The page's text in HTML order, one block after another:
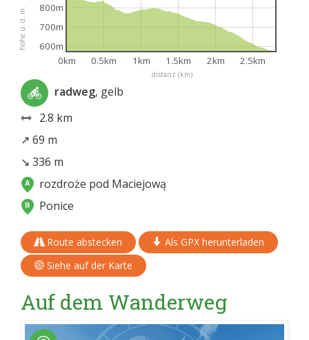
distanz (km)
höhe ü. d. m.
0km 0.5km 1km 1.5km 2km 2.5km
600m
700m
800m
radweg, gelb
2.8 km
↗ 69 m
↘ 336 m
rozdroże pod Maciejową
Ponice
Route abstecken
Als GPX herunterladen
Siehe auf der Karte
Auf dem Wanderweg